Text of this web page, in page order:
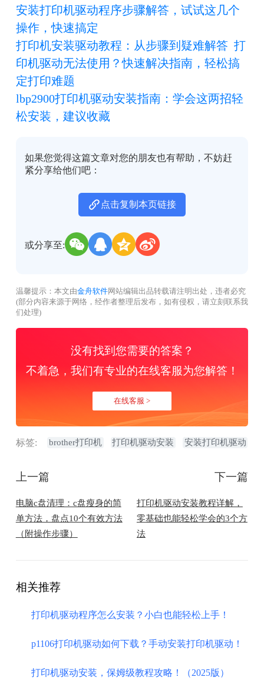
安装打印机驱动程序步骤解答，试试这几个
操作，快速搞定
打印机安装驱动教程：从步骤到疑难解答  打
印机驱动无法使用？快速解决指南，轻松搞
定打印难题
lbp2900打印机驱动安装指南：学会这两招轻
松安装，建议收藏
如果您觉得这篇文章对您的朋友也有帮助，不妨赶
紧分享给他们吧：
点击复制本页链接
或分享至:
温馨提示：本文由金舟软件网站编辑出品转载请注明出处，违者必究
(部分内容来源于网络，经作者整理后发布，如有侵权，请立刻联系我
们处理)
没有找到您需要的答案？
不着急，我们有专业的在线客服为您解答！
在线客服 >
标签: brother打印机 打印机驱动安装 安装打印机驱动
上一篇
电脑c盘清理：c盘瘦身的简
单方法，盘点10个有效方法
（附操作步骤）
下一篇
打印机驱动安装教程详解，
零基础也能轻松学会的3个方
法
相关推荐
打印机驱动程序怎么安装？小白也能轻松上手！
p1106打印机驱动如何下载？手动安装打印机驱动！
打印机驱动安装，保姆级教程攻略！（2025版）